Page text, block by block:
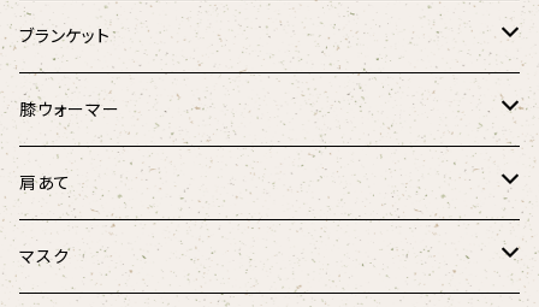
Fabric by BEST OF MORRIS
フローラル・ボタニカル
春風リボンウォーマー
にゃんこ柄
猫のしあわせ座布団(クールタイプ)
羽毛のラウンドベッド
けりぐるみ
にゃんこ柄リボンウォーマー
猫としあわせクッション
ブランケット
キャンディーケット
膝ウォーマー
ほっこり膝ウォーマー3D
肩あて
ボア肩あて
マスク